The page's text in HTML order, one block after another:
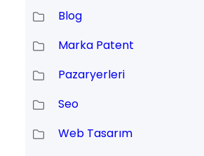
Blog
Marka Patent
Pazaryerleri
Seo
Web Tasarım